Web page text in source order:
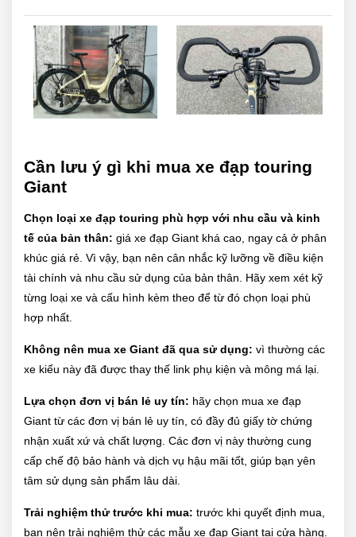
Cần lưu ý gì khi mua xe đạp touring
Giant
Chọn loại xe đạp touring phù hợp với nhu cầu và kinh
tế của bản thân: giá xe đạp Giant khá cao, ngay cả ở phân
khúc giá rẻ. Vì vậy, bạn nên cân nhắc kỹ lưỡng về điều kiện
tài chính và nhu cầu sử dụng của bản thân. Hãy xem xét kỹ
từng loại xe và cấu hình kèm theo để từ đó chọn loại phù
hợp nhất.
Không nên mua xe Giant đã qua sử dụng: vì thường các
xe kiểu này đã được thay thế link phụ kiện và mông má lại.
Lựa chọn đơn vị bán lẻ uy tín: hãy chọn mua xe đạp
Giant từ các đơn vị bán lẻ uy tín, có đầy đủ giấy tờ chứng
nhận xuất xứ và chất lượng. Các đơn vị này thường cung
cấp chế độ bảo hành và dịch vụ hậu mãi tốt, giúp bạn yên
tâm sử dụng sản phẩm lâu dài.
Trải nghiệm thử trước khi mua: trước khi quyết định mua,
bạn nên trải nghiệm thử các mẫu xe đạp Giant tại cửa hàng.